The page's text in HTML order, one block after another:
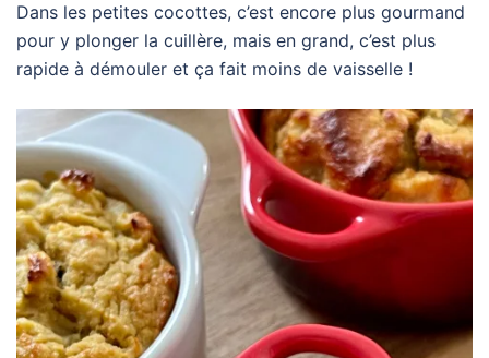
Dans les petites cocottes, c’est encore plus gourmand
pour y plonger la cuillère, mais en grand, c’est plus
rapide à démouler et ça fait moins de vaisselle !